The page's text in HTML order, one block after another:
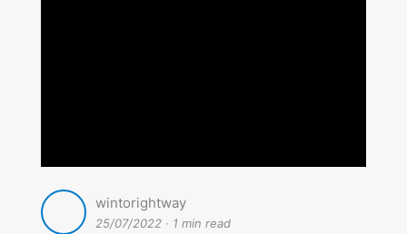
wintorightway
25/07/2022· 1 min read